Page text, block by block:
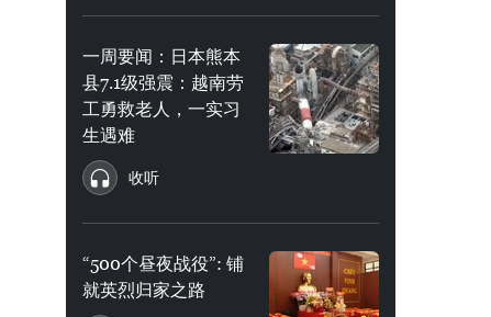
一周要闻：日本熊本
县7.1级强震：越南劳
工勇救老人，一实习
生遇难
收听
“500个昼夜战役”: 铺
就英烈归家之路